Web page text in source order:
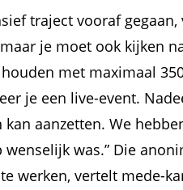
traject vooraf
je moet ook kijken
met maximaal
je een live-event.
aanzetten. We
was.” Die
werken, vertelt mede-